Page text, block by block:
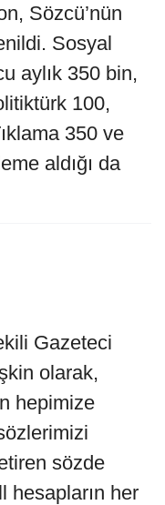
Sözcü’nün
Sosyal
aylık 350 bin,
100,
350 ve
aldığı da
Gazeteci
olarak,
hepimize
sözde
hesapların her